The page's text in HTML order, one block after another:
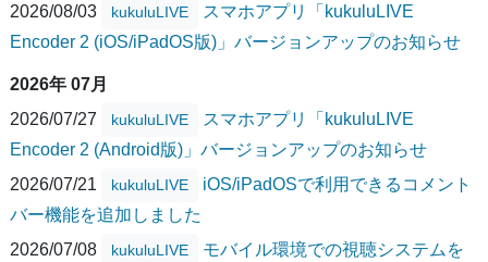
2026/08/03 kukuluLIVE
スマホアプリ「kukuluLIVE
Encoder 2 (iOS/iPadOS版)」バージョンアップのお知らせ
2026年 07月
2026/07/27
kukuluLIVE
スマホアプリ「kukuluLIVE
Encoder 2 (Android版)」バージョンアップのお知らせ
2026/07/21
kukuluLIVE
iOS/iPadOSで利用できるコメント
バー機能を追加しました
2026/07/08
kukuluLIVE
モバイル環境での視聴システムを